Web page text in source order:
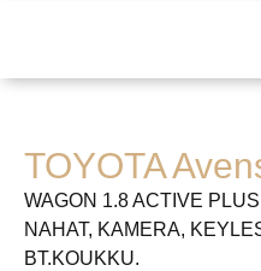
TOYOTA
WAGON 1.8 ACTIVE
NAHAT, KAMERA,
BT.KOUKKU.